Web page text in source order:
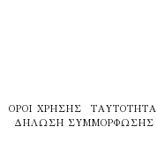
ΌΡΟΙ ΧΡΉΣΗΣ ΤΑΥΤΌΤΗΤΑ
ΔΉΛΩΣΗ ΣΥΜΜΌΡΦΩΣΗΣ